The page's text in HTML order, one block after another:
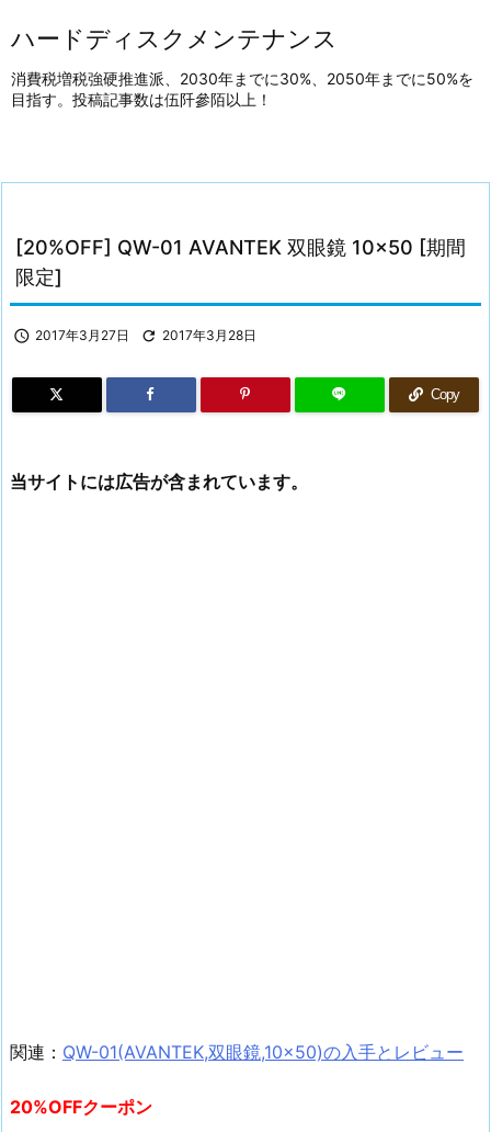
ハードディスクメンテナンス
消費税増税強硬推進派、2030年までに30%、2050年までに50%を
目指す。投稿記事数は伍阡參陌以上！
[20%OFF] QW-01 AVANTEK 双眼鏡 10×50 [期間
限定]
 2017年3月27日  2017年3月28日
Copy
当サイトには広告が含まれています。
関連： QW-01(AVANTEK,双眼鏡,10×50)の入手とレビュー
20%OFFクーポン